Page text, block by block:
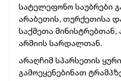
სატელეფონო საუბრები
არაბეთის, თურქეთისა
საქმეთა მინისტრებთან,
არმიის სარდალთან.
არაღჩიმ სპარსეთის
გამოეყენებინათ